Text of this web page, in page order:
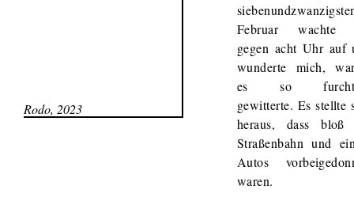
Rodo, 2023
Februar wachte
gegen acht Uhr auf
wunderte mich,
es so
gewitterte. Es stellte
heraus, dass bloß
Straßenbahn und
Autos
waren.